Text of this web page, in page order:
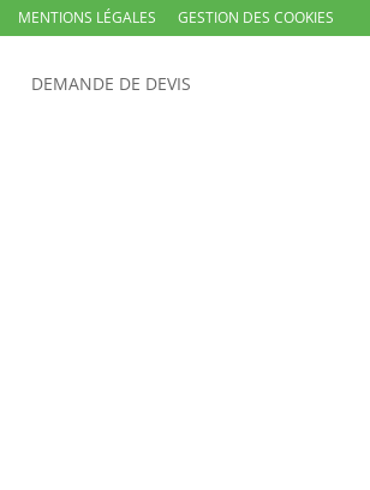
MENTIONS LÉGALES GESTION DES COOKIES
DEMANDE DE DEVIS